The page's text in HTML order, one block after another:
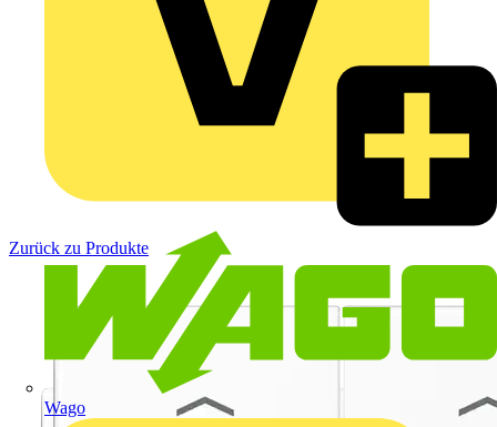
Wago
Zurück zu Produkte